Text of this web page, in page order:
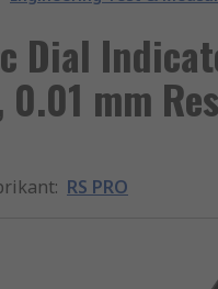
Dial
0.01 mm
: RS PRO